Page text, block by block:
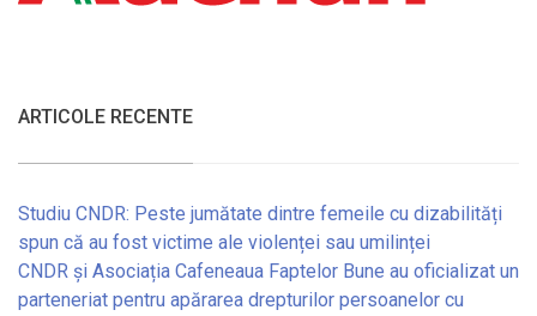
ARTICOLE RECENTE
Studiu CNDR: Peste jumătate dintre femeile cu dizabilități
spun că au fost victime ale violenței sau umilinței
CNDR și Asociația Cafeneaua Faptelor Bune au oficializat un
parteneriat pentru apărarea drepturilor persoanelor cu